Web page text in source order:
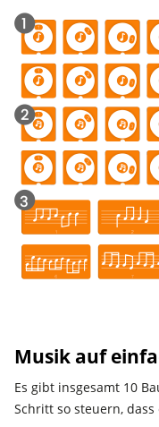
Musik auf
Es gibt insgesamt 10
Schritt so steuern,